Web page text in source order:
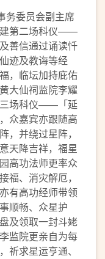
务委员会副主席
建第二场科仪——
善信通过诵读忏
迹及教诲等经
，临坛加持庇佑
大仙祠监院李耀
三场科仪——「延
众嘉宾亦跟随高
，并绕过星阵，
天降吉祥，福星
高功法师更率众
福、消灾解厄，
有高功经师带领
顺畅、众星护
及领取一封斗姥
监院更亲自为每
祈求星运亨通、